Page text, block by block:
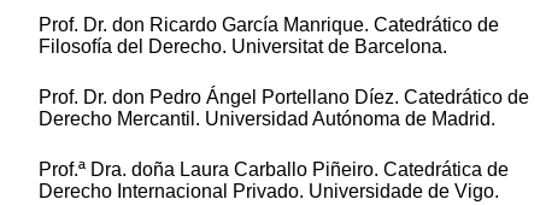
Prof. Dr. don Ricardo García Manrique. Catedrático de
Filosofía del Derecho. Universitat de Barcelona.
Prof. Dr. don Pedro Ángel Portellano Díez. Catedrático de
Derecho Mercantil. Universidad Autónoma de Madrid.
Prof.ª Dra. doña Laura Carballo Piñeiro. Catedrática de
Derecho Internacional Privado. Universidade de Vigo.